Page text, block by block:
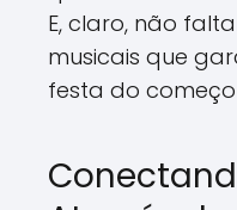
E, claro, não
musicais que
festa do